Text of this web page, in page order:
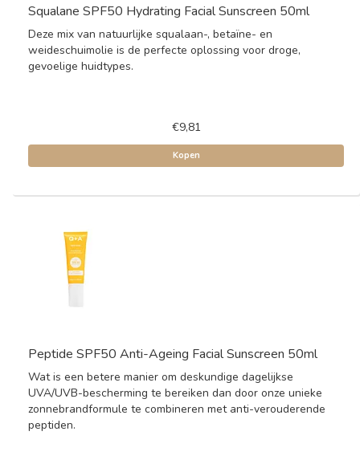
Squalane SPF50 Hydrating Facial Sunscreen 50ml
Deze mix van natuurlijke squalaan-, betaïne- en
weideschuimolie is de perfecte oplossing voor droge,
gevoelige huidtypes.
€9,81
Kopen
Peptide SPF50 Anti-Ageing Facial Sunscreen 50ml
Wat is een betere manier om deskundige dagelijkse
UVA/UVB-bescherming te bereiken dan door onze unieke
zonnebrandformule te combineren met anti-verouderende
peptiden.